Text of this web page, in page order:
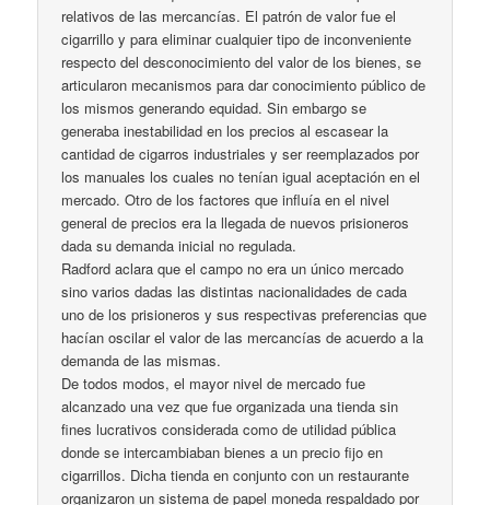
relativos de las mercancías. El patrón de valor fue el
cigarrillo y para eliminar cualquier tipo de inconveniente
respecto del desconocimiento del valor de los bienes, se
articularon mecanismos para dar conocimiento público de
los mismos generando equidad. Sin embargo se
generaba inestabilidad en los precios al escasear la
cantidad de cigarros industriales y ser reemplazados por
los manuales los cuales no tenían igual aceptación en el
mercado. Otro de los factores que influía en el nivel
general de precios era la llegada de nuevos prisioneros
dada su demanda inicial no regulada.
Radford aclara que el campo no era un único mercado
sino varios dadas las distintas nacionalidades de cada
uno de los prisioneros y sus respectivas preferencias que
hacían oscilar el valor de las mercancías de acuerdo a la
demanda de las mismas.
De todos modos, el mayor nivel de mercado fue
alcanzado una vez que fue organizada una tienda sin
fines lucrativos considerada como de utilidad pública
donde se intercambiaban bienes a un precio fijo en
cigarrillos. Dicha tienda en conjunto con un restaurante
organizaron un sistema de papel moneda respaldado por